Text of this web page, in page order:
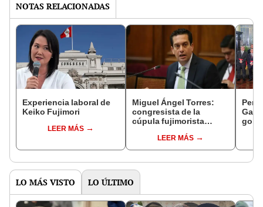
NOTAS RELACIONADAS
Experiencia laboral de
Keiko Fujimori
LEER MÁS
Miguel Ángel Torres:
congresista de la
cúpula fujimorista
del SenadoLEER MÁS
LO MÁS VISTO LO ÚLTIMO